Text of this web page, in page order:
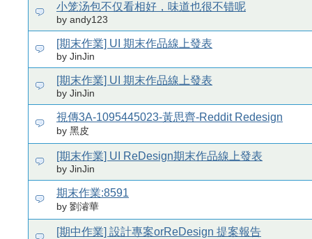
小笼汤包不仅看相好，味道也很不错呢
by andy123
[期末作業] UI 期末作品線上發表
by JinJin
[期末作業] UI 期末作品線上發表
by JinJin
視傳3A-1095445023-黃思齊-Reddit Redesign
by 黑皮
[期末作業] UI ReDesign期末作品線上發表
by JinJin
期末作業:8591
by 劉濬華
[期中作業] 設計專案orReDesign 提案報告